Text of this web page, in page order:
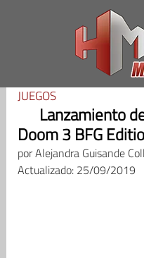
JUEGOS
Lanzamiento
Doom 3 BFG
porAlejandra Guisande
Actualizado: 25/09/2019